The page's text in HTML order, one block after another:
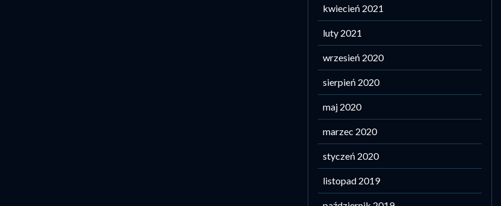
kwiecień 2021
luty 2021
wrzesień 2020
sierpień 2020
maj 2020
marzec 2020
styczeń 2020
listopad 2019